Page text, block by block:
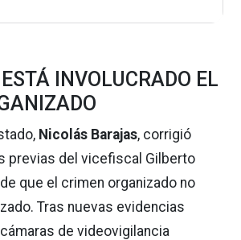
INVOLUCRADO EL
Nicolás Barajas, corrigió
previas del vicefiscal Gilberto
que el crimen organizado no
Tras nuevas evidencias
de videovigilancia